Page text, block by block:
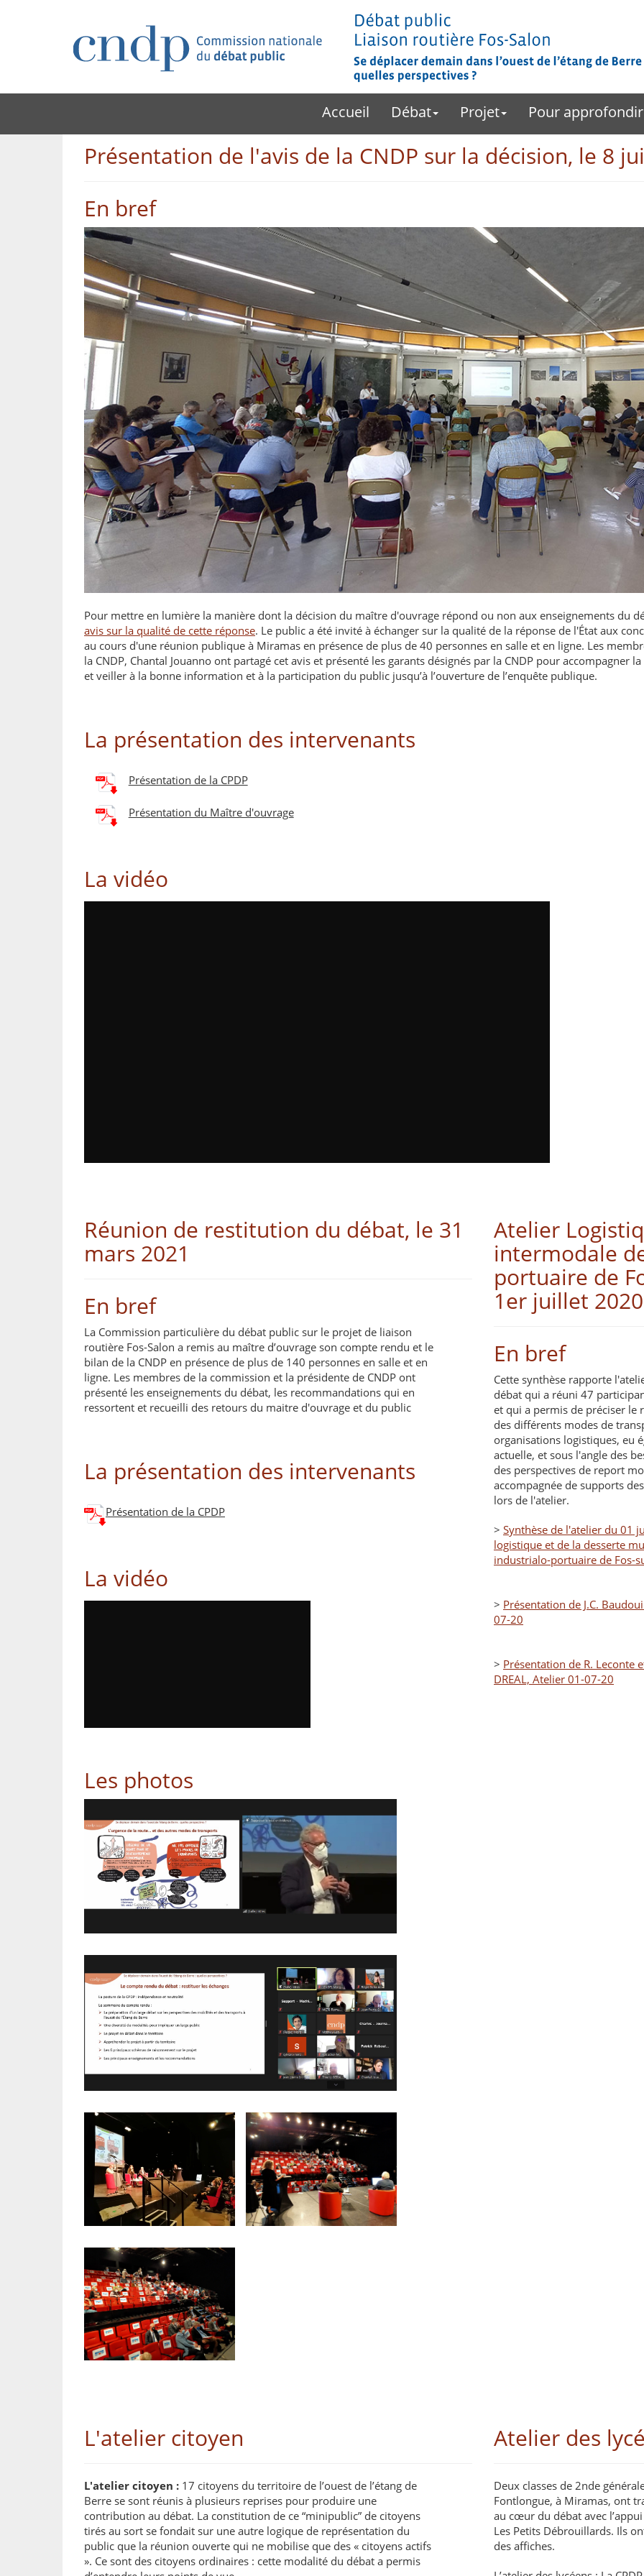
Accueil Débat Projet Pour approfondir
Présentation de l'avis de la CNDP sur la décision, le 8
En bref
Pour mettre en lumière la manière dont la décision du maître d'ouvrage répond ou non aux enseignements du
avis sur la qualité de cette réponse. Le public a été invité à échanger sur la qualité de la réponse de l'État aux
au cours d'une réunion publique à Miramas en présence de plus de 40 personnes en salle et en ligne. Les
la CNDP, Chantal Jouanno ont partagé cet avis et présenté les garants désignés par la CNDP pour accompagner
et veiller à la bonne information et à la participation du public jusqu’à l’ouverture de l’enquête publique.
La présentation des intervenants
Présentation de la CPDP
Présentation du Maître d'ouvrage
La vidéo
Réunion de restitution du débat, le 31
mars 2021
En bref
La Commission particulière du débat public sur le projet de liaison
routière Fos-Salon a remis au maître d’ouvrage son compte rendu et le
bilan de la CNDP en présence de plus de 140 personnes en salle et en
ligne. Les membres de la commission et la présidente de CNDP ont
présenté les enseignements du débat, les recommandations qui en
ressortent et recueilli des retours du maitre d'ouvrage et du public
La présentation des intervenants
Présentation de la CPDP
La vidéo
Les photos
Atelier
intermodale
portuaire de
1er juillet 2020
En bref
Cette synthèse rapporte
débat qui a réuni 47
et qui a permis de préciser le
des différents modes de
organisations logistiques, eu
actuelle, et sous l'angle des
des perspectives de report
accompagnée de supports
lors de l'atelier.
> Synthèse de l'atelier du 01
logistique et de la desserte
industrialo-portuaire de Fos-
> Présentation de J.C.
07-20
> Présentation de R. Leconte
DREAL, Atelier 01-07-20
L'atelier citoyen
L'atelier citoyen : 17 citoyens du territoire de l’ouest de l’étang de
Berre se sont réunis à plusieurs reprises pour produire une
contribution au débat. La constitution de ce “minipublic” de citoyens
tirés au sort se fondait sur une autre logique de représentation du
public que la réunion ouverte qui ne mobilise que des « citoyens actifs
». Ce sont des citoyens ordinaires : cette modalité du débat a permis
Atelier des
Deux classes de 2nde
Fontlongue, à Miramas, ont
au cœur du débat avec
Les Petits Débrouillards. Ils
des affiches.